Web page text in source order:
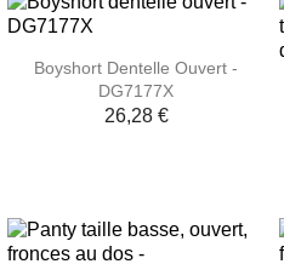
Boyshort Dentelle Ouvert -
DG7177X
26,28 €